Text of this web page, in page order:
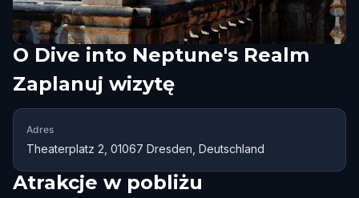
O Dive into Neptune's Realm
Zaplanuj wizytę
Adres
Theaterplatz 2, 01067 Dresden, Deutschland
Atrakcje w pobliżu